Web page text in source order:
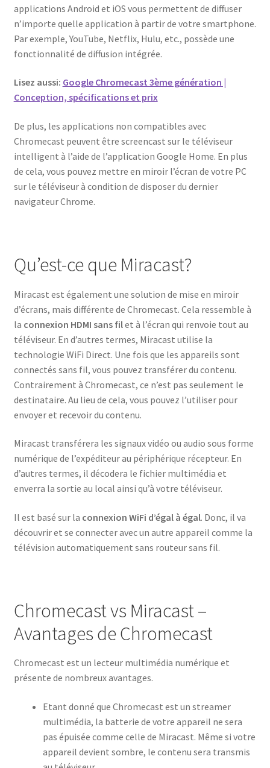
applications Android et iOS vous permettent de diffuser
n’importe quelle application à partir de votre smartphone.
Par exemple, YouTube, Netflix, Hulu, etc., possède une
fonctionnalité de diffusion intégrée.
Lisez aussi: Google Chromecast 3ème génération |
Conception, spécifications et prix
De plus, les applications non compatibles avec
Chromecast peuvent être screencast sur le téléviseur
intelligent à l’aide de l’application Google Home. En plus
de cela, vous pouvez mettre en miroir l’écran de votre PC
sur le téléviseur à condition de disposer du dernier
navigateur Chrome.
Qu’est-ce que Miracast?
Miracast est également une solution de mise en miroir
d’écrans, mais différente de Chromecast. Cela ressemble à
la connexion HDMI sans filet à l’écran qui renvoie tout au
téléviseur. En d’autres termes, Miracast utilise la
technologie WiFi Direct. Une fois que les appareils sont
connectés sans fil, vous pouvez transférer du contenu.
Contrairement à Chromecast, ce n’est pas seulement le
destinataire. Au lieu de cela, vous pouvez l’utiliser pour
envoyer et recevoir du contenu.
Miracast transférera les signaux vidéo ou audio sous forme
numérique de l’expéditeur au périphérique récepteur. En
d’autres termes, il décodera le fichier multimédia et
enverra la sortie au local ainsi qu’à votre téléviseur.
Il est basé sur la connexion WiFi d’égal à égal. Donc, il va
découvrir et se connecter avec un autre appareil comme la
télévision automatiquement sans routeur sans fil.
Chromecast vs Miracast –
Avantages de Chromecast
Chromecast est un lecteur multimédia numérique et
présente de nombreux avantages.
Etant donné que Chromecast est un streamer
multimédia, la batterie de votre appareil ne sera
pas épuisée comme celle de Miracast. Même si votre
appareil devient sombre, le contenu sera transmis